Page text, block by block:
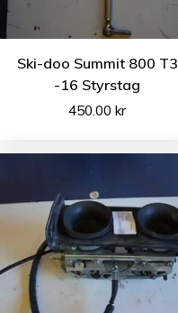
Ski-doo Summit 800 T3
-16 Styrstag
450.00kr